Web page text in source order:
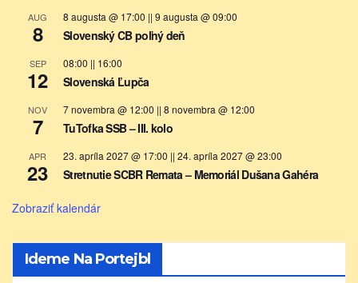
AUG
8
8 augusta @ 17:00 || 9 augusta @ 09:00
Slovenský CB poľný deň
SEP
12
08:00 || 16:00
Slovenská Ľupča
NOV
7
7 novembra @ 12:00 || 8 novembra @ 12:00
TuTofka SSB – III. kolo
APR
23
23. apríla 2027 @ 17:00 || 24. apríla 2027 @ 23:00
Stretnutie SCBR Remata – Memoriál Dušana Gahéra
Zobraziť kalendár
Ideme Na Portejbl